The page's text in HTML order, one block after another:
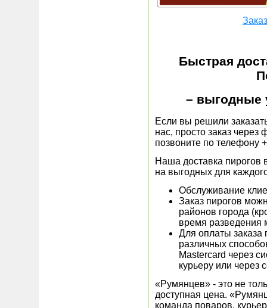
Быстрая
– выгодные
Если вы решили
нас, просто заказ
позвоните по телефону
Наша доставка пирогов
на выгодных для
Обслуживание
Заказ пирогов
районов города
время разведения
Для оплаты заказа
различных
Mastercard через
курьеру или через
«Румянцев» - это не
доступная цена.
команда поваров,